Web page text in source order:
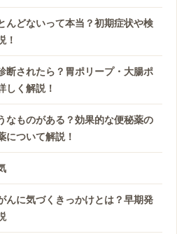
んどないって本当？初期症状や検
！
断されたら？胃ポリープ・大腸ポ
しく解説！
なものがある？効果的な便秘薬の
について解説！
んに気づくきっかけとは？早期発